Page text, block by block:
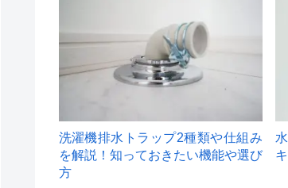
洗濯機排水トラップ2種類や仕組み
を解説！知っておきたい機能や選び
方